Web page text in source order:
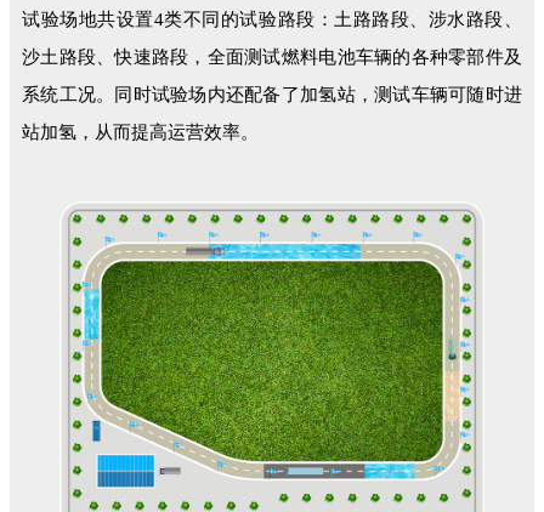
试验场地共设置4类不同的试验路段：土路路段、涉水路段、
沙土路段、快速路段，全面测试燃料电池车辆的各种零部件及
系统工况。同时试验场内还配备了加氢站，测试车辆可随时进
站加氢，从而提高运营效率。